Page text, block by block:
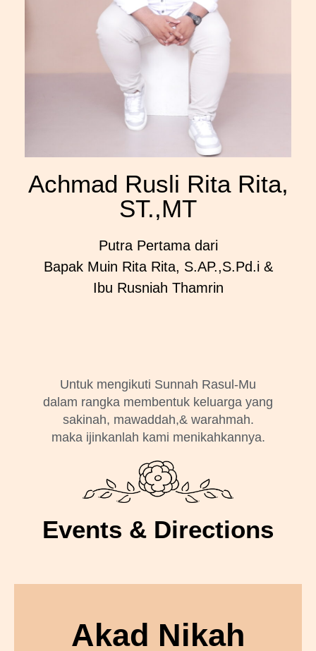
Achmad Rusli Rita Rita,
ST.,MT
Putra Pertama dari
Bapak Muin Rita Rita, S.AP.,S.Pd.i &
Ibu Rusniah Thamrin
Untuk mengikuti Sunnah Rasul-Mu
dalam rangka membentuk keluarga yang
sakinah, mawaddah,& warahmah.
maka ijinkanlah kami menikahkannya.
Events & Directions
Akad Nikah